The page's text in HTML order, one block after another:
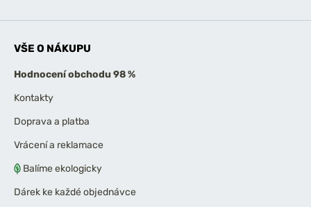
VŠE O NÁKUPU
Hodnocení obchodu 98 %
Kontakty
Doprava a platba
Vrácení a reklamace
Balíme ekologicky
Dárek ke každé objednávce